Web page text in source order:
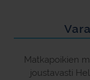
Matkapoikien
joustavasti